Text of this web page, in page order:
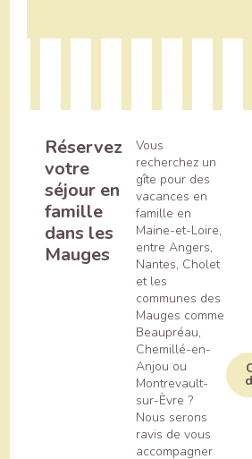
Réservez
votre
séjour en
famille
dans les
Mauges
Vous
recherchez un
gîte pour des
vacances en
famille en
Maine-et-Loire,
entre Angers,
Nantes, Cholet
et les
communes des
Mauges comme
Beaupréau,
Chemillé-en-
Anjou ou
Montrevault-
sur-Èvre ?
Nous serons
ravis de vous
accompagner